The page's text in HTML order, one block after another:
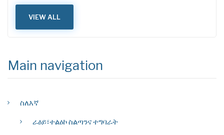
VIEW ALL
Main navigation
ስለእኛ
ራዕይ፣ተልዕኮ ስልጣንና ተግባራት